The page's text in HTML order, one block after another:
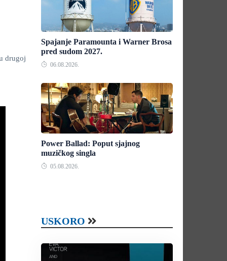
drugoj
Spajanje Paramounta i Warner Brosa
pred sudom 2027.
06.08.2026.
Power Ballad: Poput sjajnog
muzičkog singla
05.08.2026.
USKORO